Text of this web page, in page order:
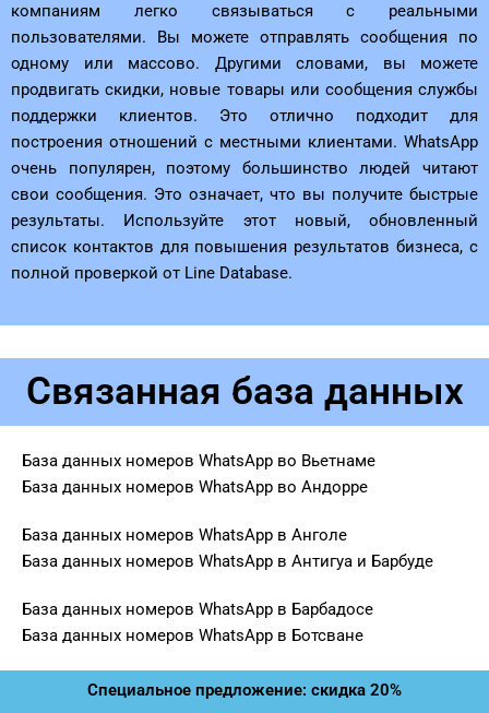
компаниям легко связываться с реальными
пользователями. Вы можете отправлять сообщения по
одному или массово. Другими словами, вы можете
продвигать скидки, новые товары или сообщения службы
поддержки клиентов. Это отлично подходит для
построения отношений с местными клиентами. WhatsApp
очень популярен, поэтому большинство людей читают
свои сообщения. Это означает, что вы получите быстрые
результаты. Используйте этот новый, обновленный
список контактов для повышения результатов бизнеса, с
полной проверкой от Line Database.
Связанная база данных
База данных номеров WhatsApp во Вьетнаме
База данных номеров WhatsApp во Андорре
База данных номеров WhatsApp в Анголе
База данных номеров WhatsApp в Антигуа и Барбуде
База данных номеров WhatsApp в Барбадосе
База данных номеров WhatsApp в Ботсване
Специальное предложение: скидка 20%